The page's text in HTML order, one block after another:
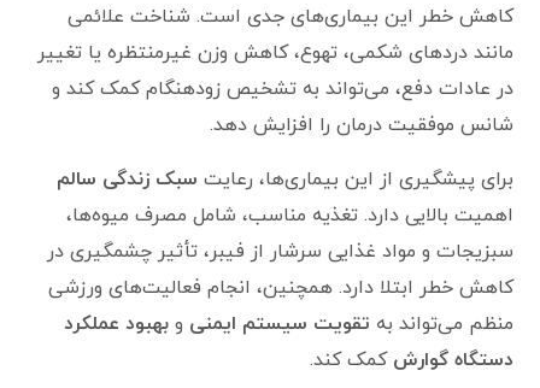
کاهش خطر این بیماری‌های جدی است. شناخت علائمی
مانند دردهای شکمی، تهوع، کاهش وزن غیرمنتظره یا تغییر
در عادات دفع، می‌تواند به تشخیص زودهنگام کمک کند و
شانس موفقیت درمان را افزایش دهد.
برای پیشگیری از این بیماری‌ها، رعایت سبک زندگی سالم
اهمیت بالایی دارد. تغذیه مناسب، شامل مصرف میوه‌ها،
سبزیجات و مواد غذایی سرشار از فیبر، تأثیر چشمگیری در
کاهش خطر ابتلا دارد. همچنین، انجام فعالیت‌های ورزشی
منظم می‌تواند به تقویت سیستم ایمنی و بهبود عملکرد
دستگاه گوارش کمک کند.